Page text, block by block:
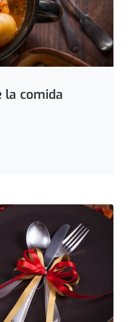
la comida